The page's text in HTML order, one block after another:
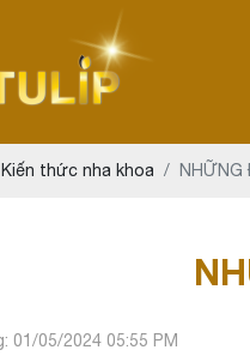
Kiến thức nha khoa NHỮNG
01/05/2024 05:55 PM